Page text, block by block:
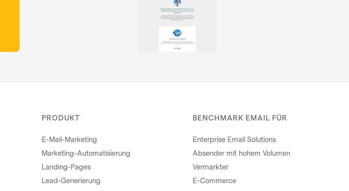
PRODUKT
E-Mail-Marketing
Marketing-Automatisierung
Landing-Pages
Lead-Generierung
BENCHMARK EMAIL FÜR
Enterprise Email Solutions
Absender mit hohem Volumen
Vermarkter
E-Commerce